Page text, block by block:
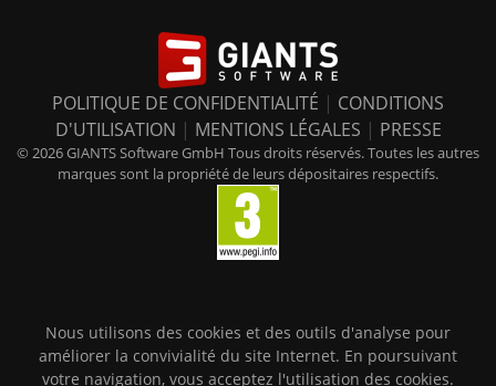
POLITIQUE DE CONFIDENTIALITÉ | CONDITIONS
D'UTILISATION | MENTIONS LÉGALES | PRESSE
© 2026 GIANTS Software GmbH Tous droits réservés. Toutes les autres
marques sont la propriété de leurs dépositaires respectifs.
Nous utilisons des cookies et des outils d'analyse pour
améliorer la convivialité du site Internet. En poursuivant
votre navigation, vous acceptez l'utilisation des cookies.